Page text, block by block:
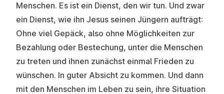
Menschen. Es ist ein Dienst, den wir tun. Und zwar
ein Dienst, wie ihn Jesus seinen Jüngern aufträgt:
Ohne viel Gepäck, also ohne Möglichkeiten zur
Bezahlung oder Bestechung, unter die Menschen
zu treten und ihnen zunächst einmal Frieden zu
wünschen. In guter Absicht zu kommen. Und dann
mit den Menschen im Leben zu sein, ihre Situation